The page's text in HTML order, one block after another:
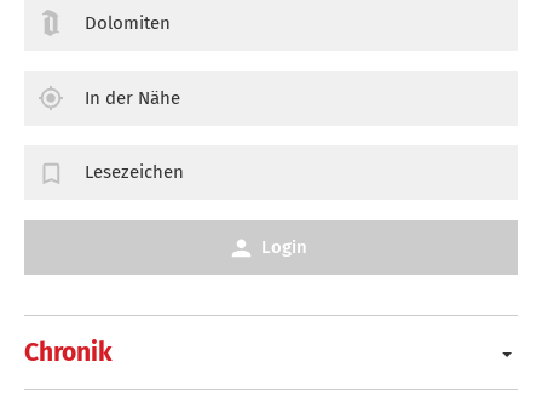
Chronik
Dolomiten
In der Nähe
Lesezeichen
Login